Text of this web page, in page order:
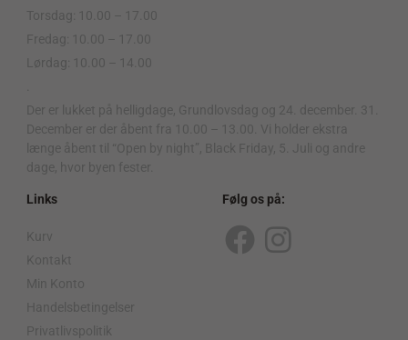
Torsdag: 10.00 – 17.00
Fredag: 10.00 – 17.00
Lørdag: 10.00 – 14.00
Der er lukket på helligdage, Grundlovsdag og 24. december. 31.
December er der åbent fra 10.00 – 13.00. Vi holder ekstra
længe åbent til “Open by night”, Black Friday, 5. Juli og andre
dage, hvor byen fester.
Links
Kurv
Kontakt
Min Konto
Handelsbetingelser
Privatlivspolitik
Følg os på:
F
I